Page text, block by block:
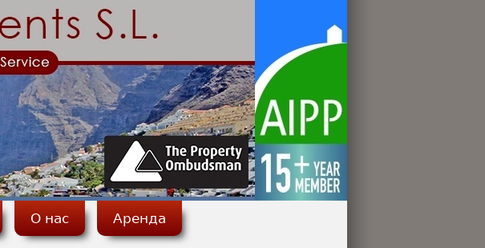
О нас Аренда